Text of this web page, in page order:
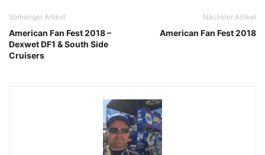
Vorheriger Artikel
American Fan Fest 2018 –
Dexwet DF1 & South Side
Cruisers
Nächster Artikel
American Fan Fest 2018